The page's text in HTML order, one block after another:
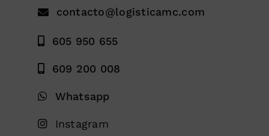
contacto@logisticamc.com
605 950 655
609 200 008
Whatsapp
Instagram